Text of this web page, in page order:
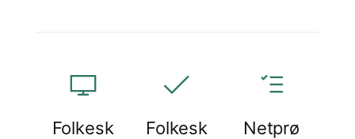
Folkesk
Folkesk
Netprø